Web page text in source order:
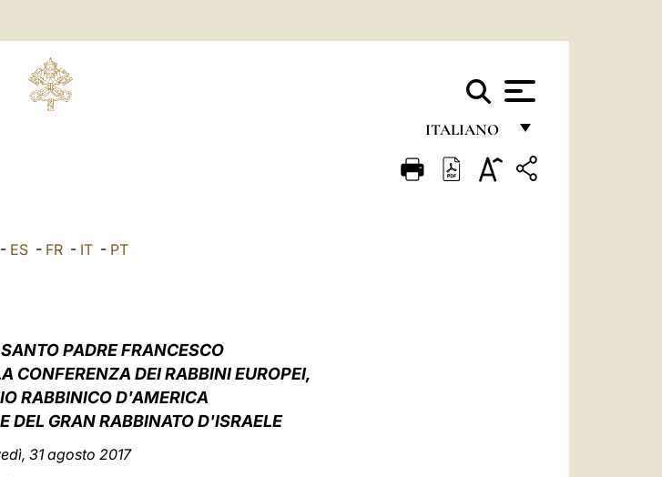
ITALIANO
FRANÇAIS
- ES- FR- IT- PT
PADRE FRANCESCO
CONFERENZA DEI RABBINI EUROPEI,
RABBINICO D'AMERICA
DEL GRAN RABBINATO D'ISRAELE
31 agosto 2017